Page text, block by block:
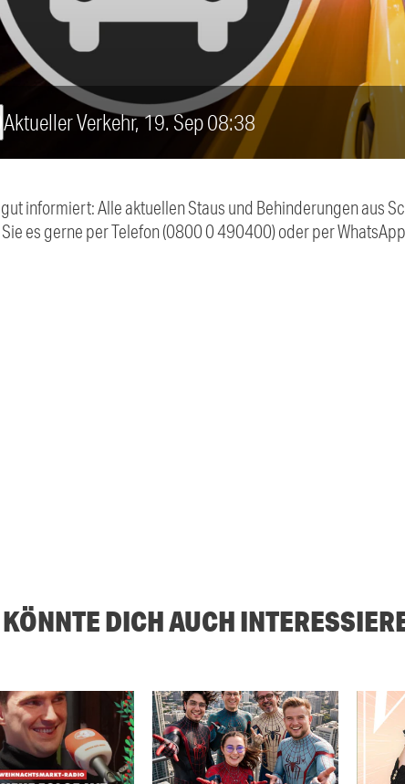
Aktueller Verkehr, 19. Sep 08:38
informiert: Alle aktuellen Staus und Behinderungen aus
es gerne per Telefon (0800 0 490400) oder per
DICH AUCH